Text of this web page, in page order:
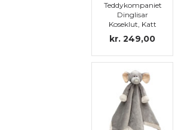
Teddykompaniet
Dinglisar
Koseklut, Katt
kr. 249,00